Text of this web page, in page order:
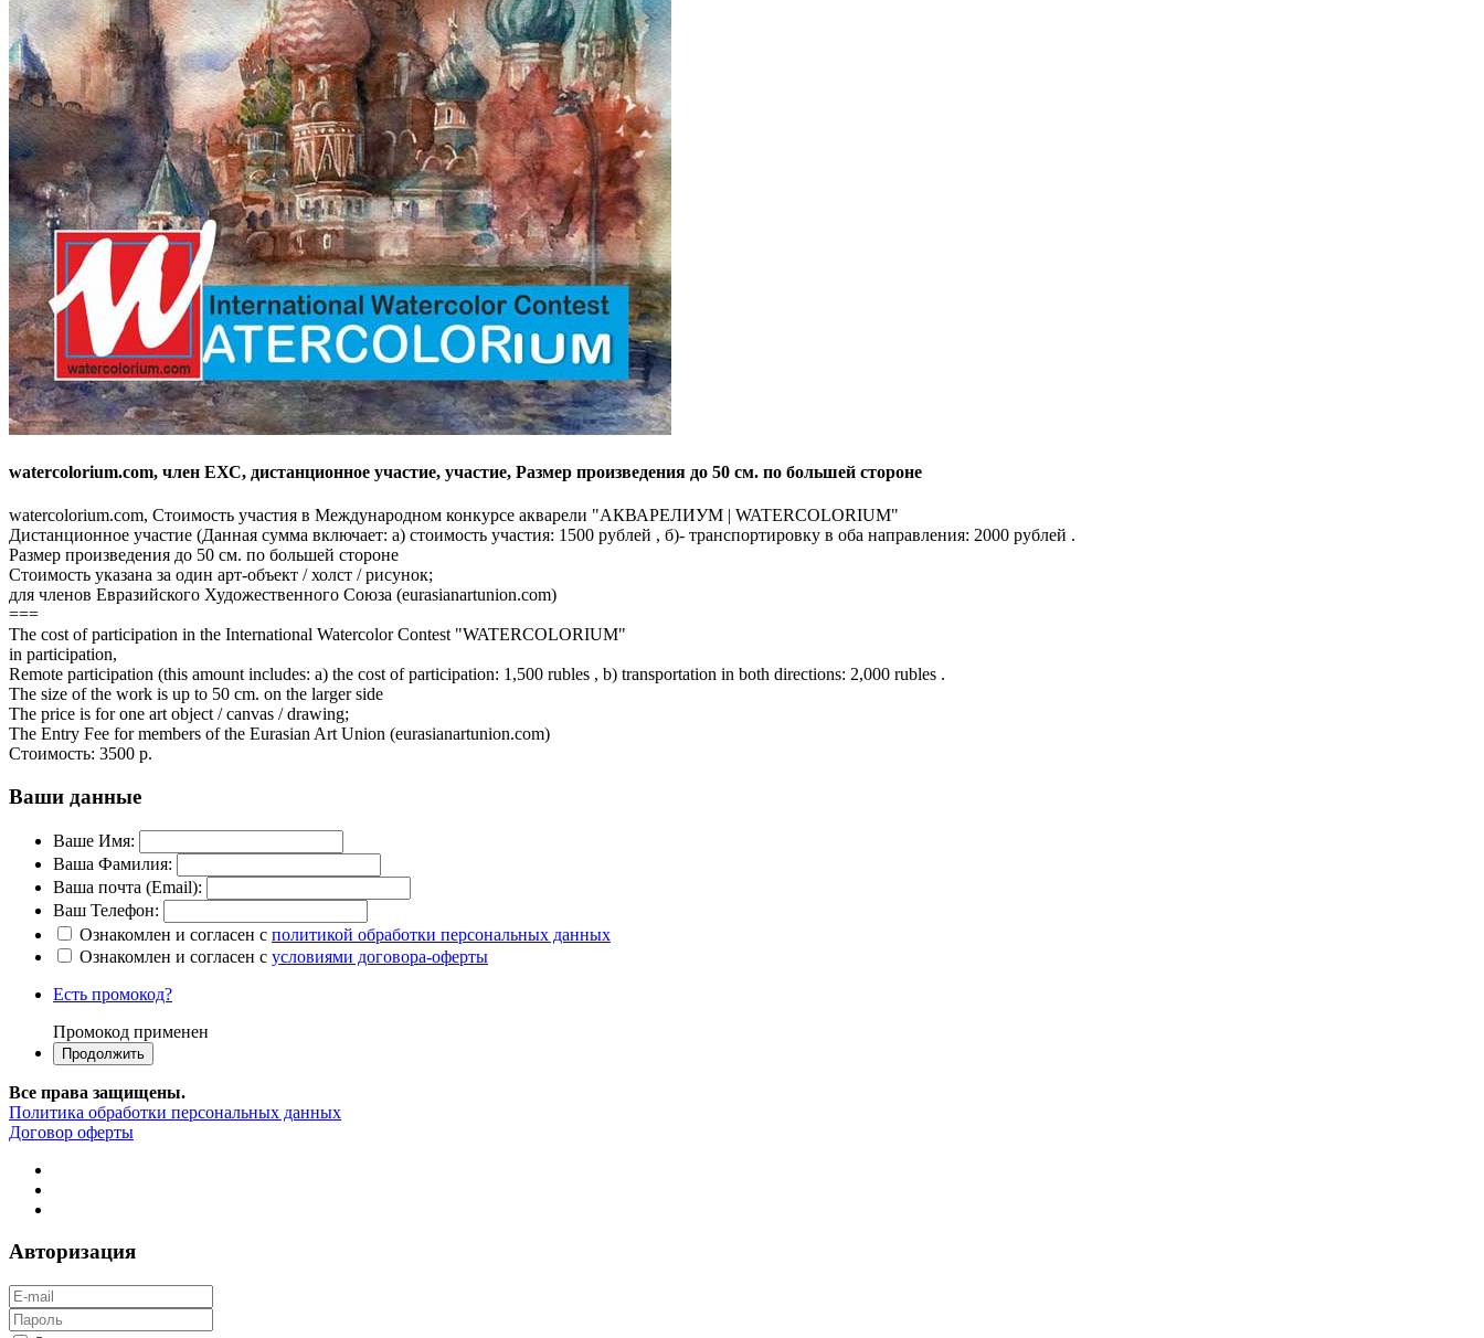
watercolorium.com, член ЕХС, дистанционное участие, участие, Размер произведения до 50 см. по большей стороне
watercolorium.com, Стоимость участия в Международном конкурсе акварели "АКВАРЕЛИУМ | WATERCOLORIUM"
Дистанционное участие (Данная сумма включает: а) стоимость участия: 1500 рублей , б)- транспортировку в оба направления: 2000 рублей .
Размер произведения до 50 см. по большей стороне
Стоимость указана за один арт-объект / холст / рисунок;
для членов Евразийского Художественного Союза (eurasianartunion.com)
===
The cost of participation in the International Watercolor Contest "WATERCOLORIUM"
in participation,
Remote participation (this amount includes: a) the cost of participation: 1,500 rubles , b) transportation in both directions: 2,000 rubles .
The size of the work is up to 50 cm. on the larger side
The price is for one art object / canvas / drawing;
The Entry Fee for members of the Eurasian Art Union (eurasianartunion.com)
Стоимость: 3500 р.
Ваши данные
Ваше Имя:
Ваша Фамилия:
Ваша почта (Email):
Ваш Телефон:
Ознакомлен и согласен с политикой обработки персональных данных
Ознакомлен и согласен с условиями договора-оферты
Есть промокод?
Промокод применен
Все права защищены.
Политика обработки персональных данных
Договор оферты
Авторизация